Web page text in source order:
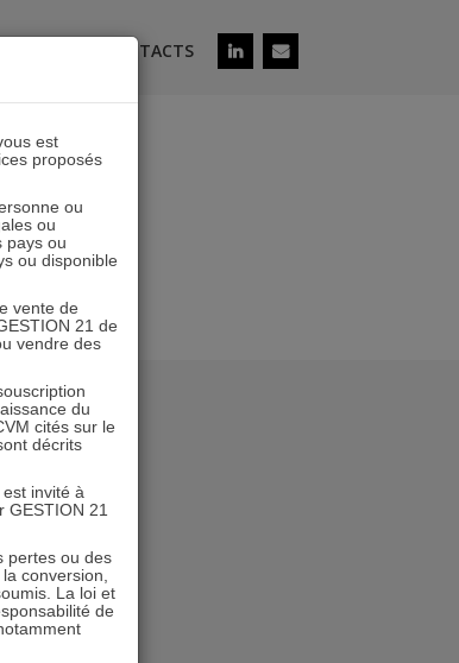
CONTACTS
est
proposés
ou
ou
pays ou
ou disponible
vente de
21 de
vendre des
du
cités sur le
décrits
invité à
GESTION 21
pertes ou des
conversion,
La loi et
de